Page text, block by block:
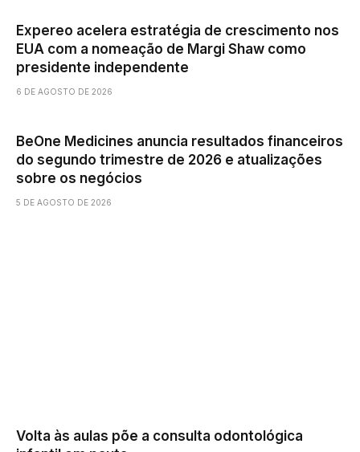
Expereo acelera estratégia de crescimento nos
EUA com a nomeação de Margi Shaw como
presidente independente
6 DE AGOSTO DE 2026
BeOne Medicines anuncia resultados financeiros
do segundo trimestre de 2026 e atualizações
sobre os negócios
5 DE AGOSTO DE 2026
Volta às aulas põe a consulta odontológica